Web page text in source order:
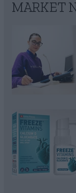
MARKET